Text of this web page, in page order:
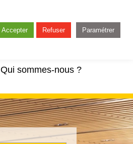
Qui sommes-nous ?
Accepter Refuser Paramétrer